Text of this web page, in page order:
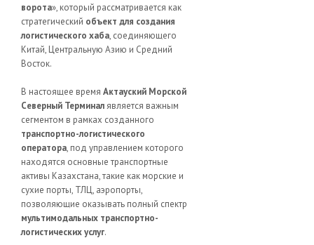
ворота», который рассматривается как
стратегический объект для создания
логистического хаба, соединяющего
Китай, Центральную Азию и Средний
Восток.
В настоящее время Актауский Морской
Северный Терминалявляется важным
сегментом в рамках созданного
транспортно-логистического
оператора, под управлением которого
находятся основные транспортные
активы Казахстана, такие как морские и
сухие порты, ТЛЦ, аэропорты,
позволяющие оказывать полный спектр
мультимодальных транспортно-
логистических услуг.